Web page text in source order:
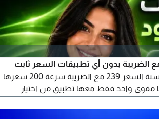
سعرها 219 مع الضريبة بدون أي تطبيقات السعر ثابت
لأول سنة فقط ثاني سنة السعر 239 مع الضريبة سرعة 200 سعرها
مقوي واحد فقط معها تطبيق من اختيار